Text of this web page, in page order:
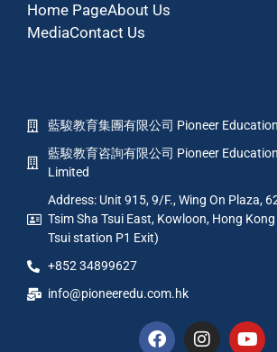
Home PageAbout Us
MediaContact Us
藍駿教育集團有限公司 Pioneer
藍駿教育咨詢有限公司 Pioneer
Limited
Address: Unit 915, 9/F., Wing On Plaza,
Tsim Sha Tsui East, Kowloon, Hong
Tsui station P1 Exit)
+852 34899627
info@pioneeredu.com.hk